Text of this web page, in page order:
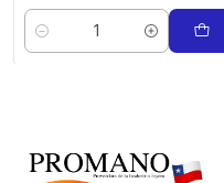
Cantidad